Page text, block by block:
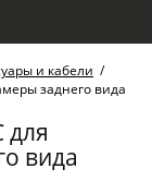
и кабели /
заднего вида
для
вида